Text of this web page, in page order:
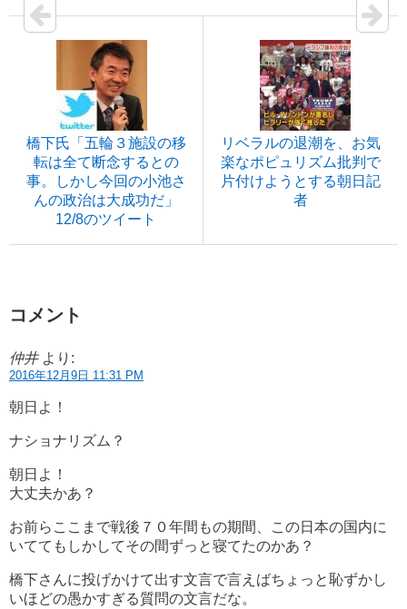
橋下氏「五輪３施設の移
転は全て断念するとの
事。しかし今回の小池さ
んの政治は大成功だ」
12/8のツイート
リベラルの退潮を、お気
楽なポピュリズム批判で
片付けようとする朝日記
者
コメント
仲井 より:
2016年12月9日 11:31 PM
朝日よ！
ナショナリズム？
朝日よ！
大丈夫かあ？
お前らここまで戦後７０年間もの期間、この日本の国内に
いててもしかしてその間ずっと寝てたのかあ？
橋下さんに投げかけて出す文言で言えばちょっと恥ずかし
いほどの愚かすぎる質問の文言だな。